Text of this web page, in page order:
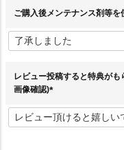
ご購入後メンテナンス剤等
レビュー投稿すると特典が
画像確認)
必
須